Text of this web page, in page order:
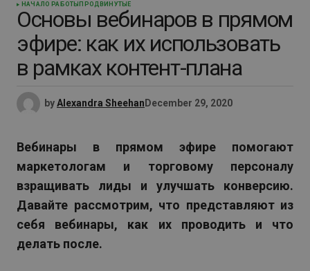
НАЧАЛО РАБОТЫ ПРОДВИНУТЫЕ
Основы вебинаров в прямом
эфире: как их использовать
в рамках контент-плана
byAlexandra Sheehan December 29, 2020
Вебинары в прямом эфире помогают
маркетологам и торговому персоналу
взращивать лиды и улучшать конверсию.
Давайте рассмотрим, что представляют из
себя вебинары, как их проводить и что
делать после.